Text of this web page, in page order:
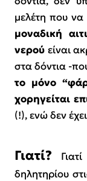
μελέτη που να
μοναδική
νερού είναι
στα δόντια -
το μόνο
χορηγείται
(!), ενώ δεν
Γιατί?
δηλητηρίου